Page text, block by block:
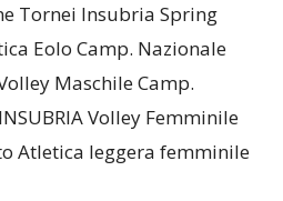
Tornei Insubria Spring
Eolo Camp. Nazionale
Maschile Camp.
Volley Femminile
Atletica leggera femminile